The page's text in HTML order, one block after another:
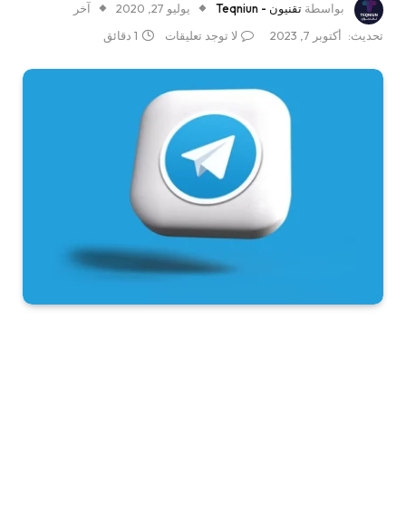
بواسطة تقنيون - Teqniun يوليو 27, 2020
آخر
تحديث:
أكتوبر 7, 2023 لا توجد تعليقات 1 دقائق